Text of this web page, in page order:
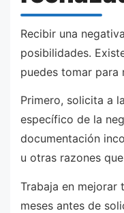
Recibir una
posibilidades.
puedes tomar para
Primero, solicita a
específico de la
documentación
u otras razones
Trabaja en mejorar
meses antes de